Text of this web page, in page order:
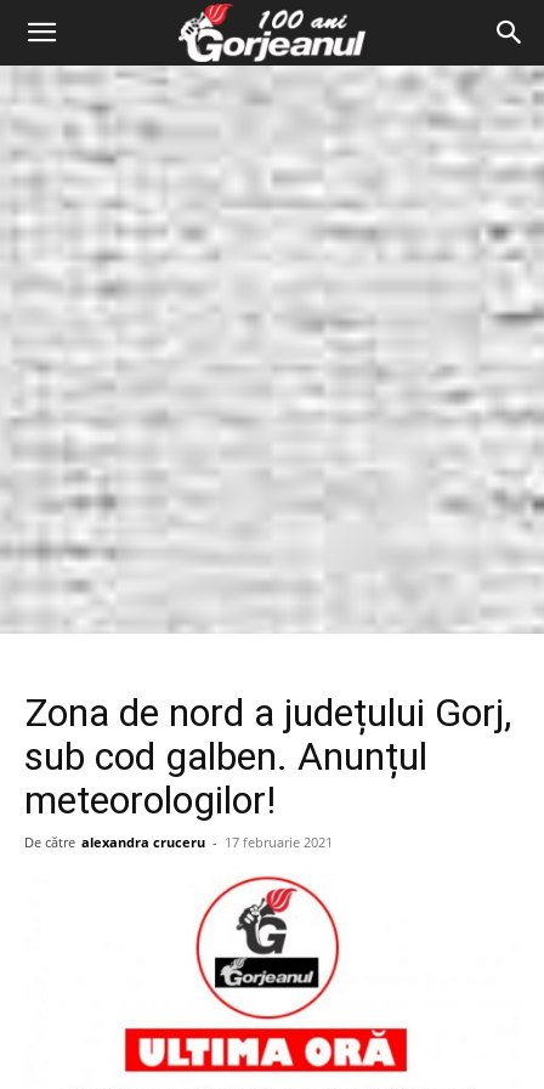
Zona de nord a județului Gorj,
sub cod galben. Anunțul
meteorologilor!
De către alexandra cruceru - 17 februarie 2021